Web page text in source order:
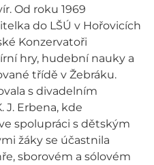
Od roku 1969
do LŠÚ v Hořovicích
Konzervatoři
hry, hudební nauky a
třídě v Žebráku.
s divadelním
Erbena, kde
spolupráci s dětským
žáky se účastnila
sborovém a sólovém